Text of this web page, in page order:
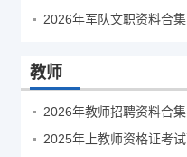
2026年军队文职资料合集
教师
2026年教师招聘资料合集
2025年上教师资格证考